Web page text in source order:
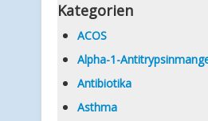
Kategorien
ACOS
Alpha-1-
Antibiotika
Asthma